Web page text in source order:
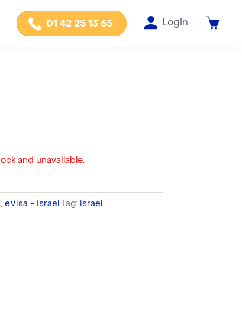
01 42 25 13 65 Login
and unavailable.
, eVisa - Israel Tag: israel